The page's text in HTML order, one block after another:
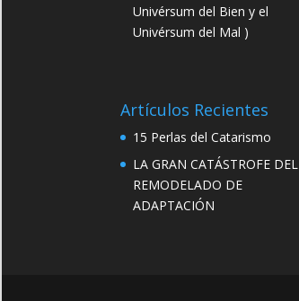
Univérsum del Bien y el
Univérsum del Mal )
Artículos Recientes
15 Perlas del Catarismo
LA GRAN CATÁSTROFE DEL
REMODELADO DE
ADAPTACIÓN